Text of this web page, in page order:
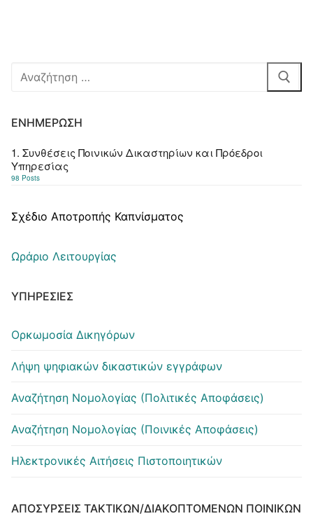
Αναζήτηση
ΕΝΗΜΈΡΩΣΗ
1. Συνθέσεις Ποινικών Δικαστηρίων και Πρόεδροι
Υπηρεσίας
98 Posts
Σχέδιο Αποτροπής Καπνίσματος
Ωράριο Λειτουργίας
ΥΠΗΡΕΣΊΕΣ
Ορκωμοσία Δικηγόρων
Λήψη ψηφιακών δικαστικών εγγράφων
Αναζήτηση Νομολογίας (Πολιτικές Αποφάσεις)
Αναζήτηση Νομολογίας (Ποινικές Αποφάσεις)
Ηλεκτρονικές Αιτήσεις Πιστοποιητικών
ΑΠΟΣΎΡΣΕΙΣ ΤΑΚΤΙΚΏΝ/ΔΙΑΚΟΠΤΌΜΕΝΩΝ ΠΟΙΝΙΚΏΝ